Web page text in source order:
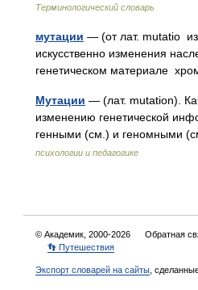
Терминологический словарь
мутации — (от лат. mutatio
искусственно изменения
генетическом материале
Мутации — (лат. mutation).
изменению генетической
генными (см.) и геномными
психологии и педагогике
© Академик, 2000-2026 Обратная
👣 Путешествия
Экспорт словарей на сайты ,